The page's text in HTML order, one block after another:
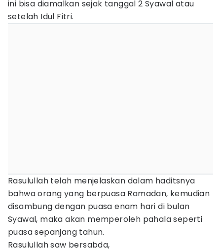
ini bisa diamalkan sejak tanggal 2 Syawal atau
setelah Idul Fitri.
Rasulullah telah menjelaskan dalam haditsnya
bahwa orang yang berpuasa Ramadan, kemudian
disambung dengan puasa enam hari di bulan
Syawal, maka akan memperoleh pahala seperti
puasa sepanjang tahun.
Rasulullah saw bersabda,